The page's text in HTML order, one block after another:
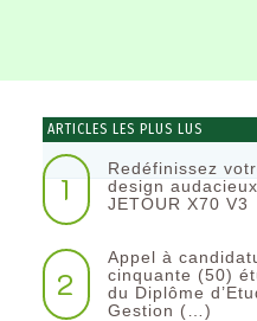
ARTICLES LES PLUS LUS
1
Redéfinissez
design
JETOUR X70 V3
2
Appel à
cinquante (50)
du Diplôme
Gestion (…)